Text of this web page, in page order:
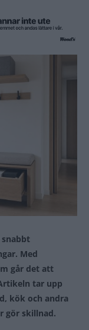
Med
går det att
tar upp
kök och andra
gör skillnad.